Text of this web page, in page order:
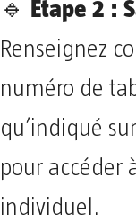
🔹 Étape 2 :
Renseignez
numéro de
qu’indiqué
pour accéder
individuel.